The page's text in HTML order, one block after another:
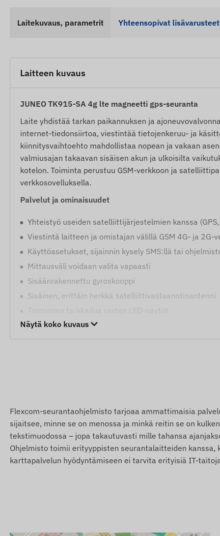
Laitekuvaus, parametrit Yhteensopivat lisävarusteet
Laitteen kuvaus
JUNEO TK915-SA 4g lte magneetti gps-seuranta
Laite yhdistää tarkan paikannuksen ja
internet-tiedonsiirtoa, viestintää tietojenkeruu- ja
kiinnitysvaihtoehto mahdollistaa nopean ja vakaan
valmiusajan takaavan sisäisen akun ja ulkoisilta
kotelon. Toiminta perustuu GSM-verkkoon ja
verkkosovelluksella.
Palvelut ja ominaisuudet
Yhteistyö useiden satelliittijärjestelmien kanssa (GPS,
Viestintä laitteen ja omistajan välillä GSM 4G- ja
Käyttöasetukset, sijainnin kysely SMS:llä tai
Mittausväli voidaan valita vapaasti
Sisäänrakennettu gyroskooppi
Sisäinen, erittäin herkkä satelliittivastaanotinantenni
Uni- ja valmiustilat
Nopeuden ylitys
POI-digitaalisen aidan ylitys, saapuminen
Pakkauksen sisältö
SIM-sovitin
Näytä koko kuvaus
Flexcom-seurantaohjelmisto tarjoaa ammattimaisia
sijaitsee, minne se on menossa ja minkä reitin se on
tekstimuodossa – jopa takautuvasti mille tahansa
Ohjelmisto toimii erityyppisten seurantalaitteiden
karttapalvelun hyödyntämiseen ei tarvita erityisiä IT-